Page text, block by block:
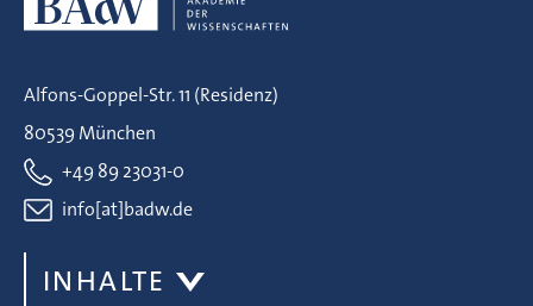
Alfons-Goppel-Str. 11 (Residenz)
80539 München
+49 89 23031-0
info[at]badw.de
INHALTE